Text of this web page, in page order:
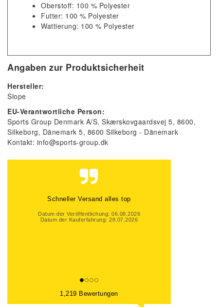
Oberstoff: 100 % Polyester
Futter: 100 % Polyester
Wattierung: 100 % Polyester
Angaben zur Produktsicherheit
Hersteller:
Slope
EU-Verantwortliche Person:
Sports Group Denmark A/S Skærskovgaardsvej 5, 8600,
Silkeborg, Dänemark 5 8600 Silkeborg
Dänemark
Kontakt: info@sports-group.dk
Schneller Versand alles top
Datum der Veröffentlichung: 06.08.2026
Datum der Kauferfahrung: 28.07.2026
1,219 Bewertungen